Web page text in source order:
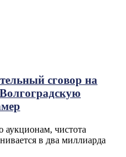
сговор на
аукционам, чистота
в два миллиарда